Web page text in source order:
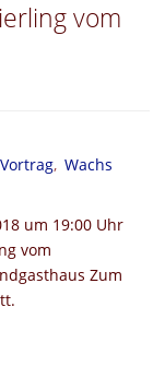
vom
Vortrag, Wachs
um 19:00 Uhr
vom
Zum